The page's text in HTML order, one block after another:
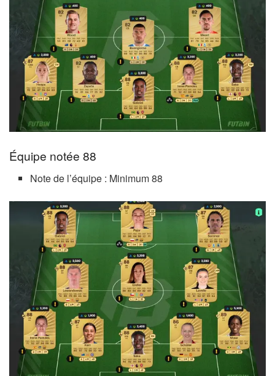
Équipe notée 88
Note de l’équipe : Minimum 88